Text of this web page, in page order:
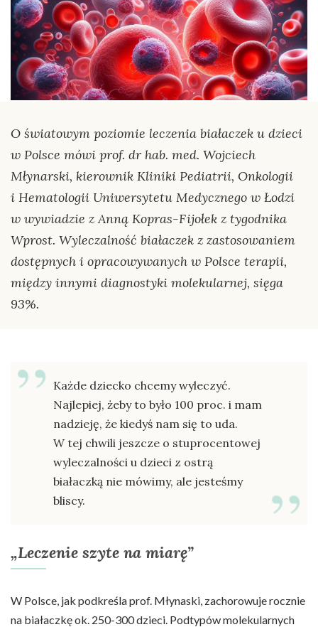
O światowym poziomie leczenia białaczek u dzieci
w Polsce mówi prof. dr hab. med. Wojciech
Młynarski, kierownik Kliniki Pediatrii, Onkologii
i Hematologii Uniwersytetu Medycznego w Łodzi
w wywiadzie z Anną Kopras-Fijołek z tygodnika
Wprost. Wyleczalność białaczek z zastosowaniem
dostępnych i opracowywanych w Polsce terapii,
między innymi diagnostyki molekularnej, sięga
93%.
Każde dziecko chcemy wyleczyć.
Najlepiej, żeby to było 100 proc. i mam
nadzieję, że kiedyś nam się to uda.
W tej chwili jeszcze o stuprocentowej
wyleczalności u dzieci z ostrą
białaczką nie mówimy, ale jesteśmy
bliscy.
„Leczenie szyte na miarę”
W Polsce, jak podkreśla prof. Młynaski, zachorowuje rocznie
na białaczkę ok. 250-300 dzieci. Podtypów molekularnych